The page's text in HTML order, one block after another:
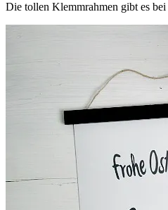
Die tollen Klemmrahmen gibt es bei